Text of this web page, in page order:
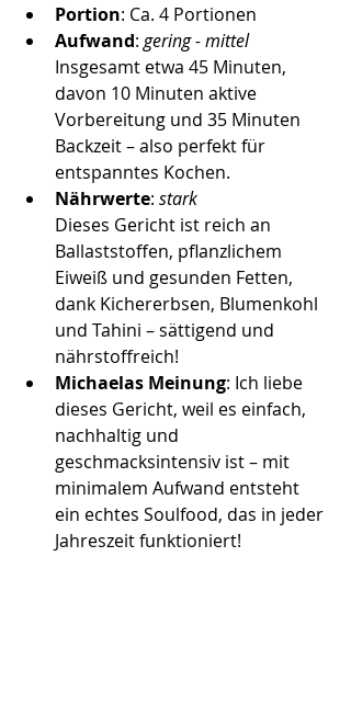
Portion: Ca. 4 Portionen
Aufwand: gering - mittel
Insgesamt etwa 45 Minuten,
davon 10 Minuten aktive
Vorbereitung und 35 Minuten
Backzeit – also perfekt für
entspanntes Kochen.
Nährwerte: stark
Dieses Gericht ist reich an
Ballaststoffen, pflanzlichem
Eiweiß und gesunden Fetten,
dank Kichererbsen, Blumenkohl
und Tahini – sättigend und
nährstoffreich!
Michaelas Meinung: Ich liebe
dieses Gericht, weil es einfach,
nachhaltig und
geschmacksintensiv ist – mit
minimalem Aufwand entsteht
ein echtes Soulfood, das in jeder
Jahreszeit funktioniert!